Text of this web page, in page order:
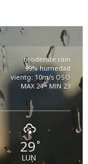
moderate rain
99% humedad
viento: 10m/s OSO
MAX 24 • MIN 23
29°
LUN